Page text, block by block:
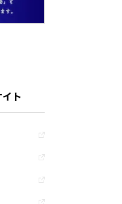
ト